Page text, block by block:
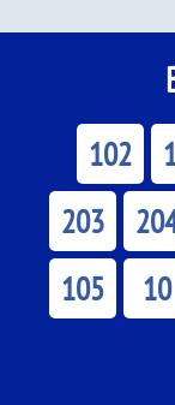
102
203
105
10